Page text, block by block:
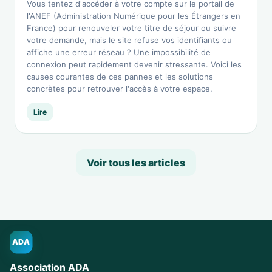
Vous tentez d'accéder à votre compte sur le portail de
l'ANEF (Administration Numérique pour les Étrangers en
France) pour renouveler votre titre de séjour ou suivre
votre demande, mais le site refuse vos identifiants ou
affiche une erreur réseau ? Une impossibilité de
connexion peut rapidement devenir stressante. Voici les
causes courantes de ces pannes et les solutions
concrètes pour retrouver l'accès à votre espace.
Lire
Voir tous les articles
ADA
Association ADA